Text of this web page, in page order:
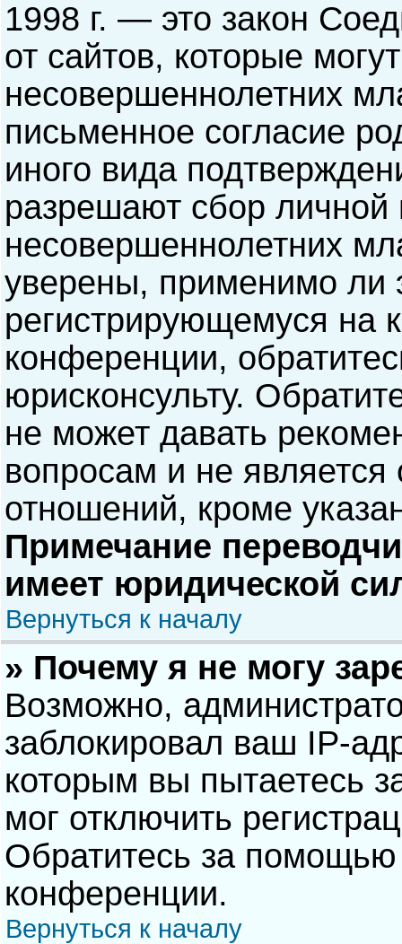
1998 г. — это закон
от сайтов, которые
несовершеннолетних
письменное согласие
иного вида
разрешают сбор
несовершеннолетних
уверены, применимо ли
регистрирующемуся на
конференции,
юрисконсульту.
не может давать
вопросам и не
отношений, кроме
Примечание
имеет юридической
Вернуться к началу
» Почему я не могу
Возможно,
заблокировал ваш IP-
которым вы пытаетесь
мог отключить
Обратитесь за помощью
конференции.
Вернуться к началу